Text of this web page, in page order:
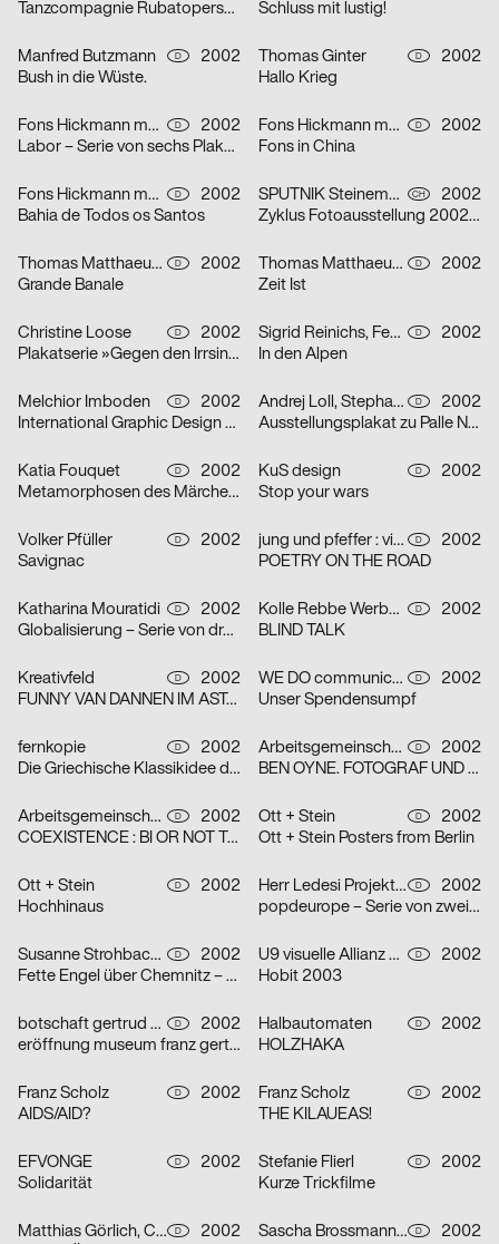
Tanzcompagnie Rubatoperson to person Premiere
Schluss mit lustig!
Manfred Butzmann D
2002
Bush in die Wüste.
Thomas Ginter D
2002
Hallo Krieg
Fons Hickmann m23 D
2002
Labor – Serie von sechs Plakaten
Fons Hickmann m23 D
2002
Fons in China
Fons Hickmann m23 D
2002
Bahia de Todos os Santos
SPUTNIK Steinemann & Co. CH
2002
Zyklus Fotoausstellung 2002 in der Luzerner Designgalerie – Serie von drei Plakaten
Thomas Matthaeus Müller D
2002
Grande Banale
Thomas Matthaeus Müller D
2002
Zeit Ist
Christine Loose D
2002
Plakatserie »Gegen den Irrsinn«
Sigrid Reinichs, Fenja Spiess D
2002
In den Alpen
Melchior Imboden D
2002
International Graphic Design Education Forum Beijin, China 2002 – Serie von zwei Plakaten
Andrej Loll, Stephanie Marx D
2002
Ausstellungsplakat zu Palle Nielsen
Katia Fouquet D
2002
Metamorphosen des Märchens
KuS design D
2002
Stop your wars
Volker Pfüller D
2002
Savignac
jung und pfeffer : visuelle Kommunikation D
2002
POETRY ON THE ROAD
Katharina Mouratidi D
2002
Globalisierung – Serie von drei Plakaten
Kolle Rebbe Werbeagentur GmbH D
2002
BLIND TALK
Kreativfeld D
2002
FUNNY VAN DANNEN IM ASTA – KELLER
WE DO communication GmbH D
2002
Unser Spendensumpf
fernkopie D
2002
Die Griechische Klassikidee der Wirklichkeit – Serie von zwei Plakaten
Arbeitsgemeinschaft für visuelle und verbale Kommunikation Uwe Loesch D
2002
BEN OYNE. FOTOGRAF UND FILMEMACHER
Arbeitsgemeinschaft für visuelle und verbale Kommunikation Uwe Loesch D
2002
COEXISTENCE : BI OR NOT TO BE
Ott + Stein D
2002
Ott + Stein Posters from Berlin
Ott + Stein D
2002
Hochhinaus
Herr Ledesi Projekt- und Werbeagentur D
2002
popdeurope – Serie von zwei Plakaten
Susanne Strohbach, Ralf Wolfermann D
2002
Fette Engel über Chemnitz – Serie von vier Plakaten
U9 visuelle Allianz GmbH D
2002
Hobit 2003
botschaft gertrud nolte visuelle kommunikation und beratung D
2002
eröffnung museum franz gertsch
Halbautomaten D
2002
HOLZHAKA
Franz Scholz D
2002
AIDS/AID?
Franz Scholz D
2002
THE KILAUEAS!
EFVONGE D
2002
Solidarität
Stefanie Flierl D
2002
Kurze Trickfilme
Matthias Görlich, Charalampos Lazos D
2002
Sascha Brossmann, Heike Grebin, Nina Lehmann D
2002